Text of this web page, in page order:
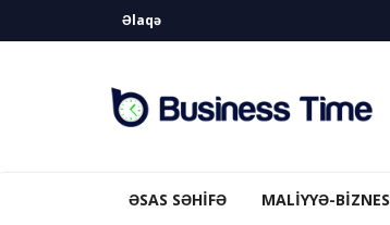
Əlaqə
ƏSAS SƏHIFƏ MALİYYƏ-BİZNES